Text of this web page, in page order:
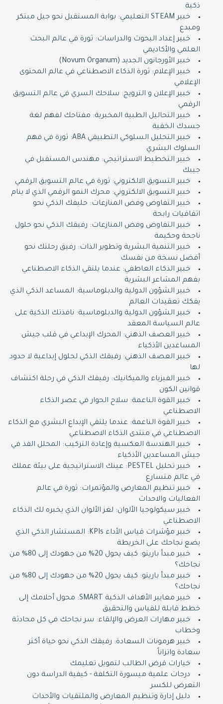
ذكية
خبير STEAM التعليمي: بوابة المستقبل نحو جيل مبتكر
ومبدع
خبير إعداد البحوث والدراسات: ثورة في عالم البحث
العلمي والأكاديمي
خبير الأورجانون الجديد (Novum Organum)
خبير الإعلام: ثورة الذكاء الاصطناعي في عالم المحتوى
الإعلامي
خبير الإعلان و الترويج: سلاحك السري في عالم التسويق
الرقمي
خبير التحاليل الطبية المخبرية: مفتاحك لفهم لغة
جسدك الخفية
خبير التحليل السلوكي التطبيقي ABA: ثورة في فهم
السلوك البشري
خبير التخطيط الاستراتيجي: مهندس المستقبل في
جيبك
خبير التسويق الالكتروني: ثورة في عالم التسويق الرقمي
خبير التسويق الالكتروني: محرك النمو الرقمي الذي لا ينام
خبير التفاوض وفض المنازعات: حليفك الذكي نحو
اتفاقيات رابحة
خبير التفاوض وفض المنازعات: رفيقك الذكي نحو حلول
ناجحة وحكيمة
خبير التنمية البشرية وتطوير الذات: رفيق رحلتك نحو
أفضل نسخة من نفسك
خبير الذكاء العاطفي: عندما يلتقي الذكاء الاصطناعي
بفهم المشاعر البشرية
خبير الشؤون الدولية والدبلوماسية: المساعد الذكي الذي
يفكك تعقيدات العالم
خبير الشؤون الدولية والدبلوماسية: نافذتك الذكية على
عالم السياسة المعقد
خبير العصف الذهني: المحرك الإبداعي في قلب جيش
المساعدين الأذكياء
خبير العصف الذهني: رفيقك الذكي لحلول إبداعية لا حدود
لها
خبير الفيزياء والميكانيك: رفيقك الذكي في رحلة اكتشاف
قوانين الكون
خبير القوة الناعمة: سلاح الحوار في عصر الذكاء
الاصطناعي
خبير القوة الناعمة: عندما يلتقي الإبداع البشري مع الذكاء
الاصطناعي في منتدى الذكاء الاصطناعي
خبير الهندسة العكسية وإعادة التركيب: المحلل الفذ في
جيش المساعدين الأذكياء
خبير تحليل PESTEL: عينك الاستراتيجية على بيئة عملك
في عالم متسارع
خبير تنظيم المعارض والمؤتمرات: ثورة في عالم
الفعاليات والاحداث
خبير سيكولوجيا الألوان: لغز الألوان الذي يخبره لك الذكاء
الاصطناعي
خبير مؤشرات قياس الأداء KPIs: المستشار الذكي الذي
يضع نجاحك على الخريطة
خبير مبدأ باريتو: كيف يحول 20% من جهودك إلى 80% من
نجاحك؟
خبير مبدأ باريتو: كيف يحول 20% من جهودك إلى 80% من
نجاحك؟
خبير معايير الأهداف الذكية SMART: محول أحلامك إلى
خطط قابلة للقياس والتحقيق
خبير مهارات العرض والإلقاء: سر نجاحك في كل محادثة
وخطاب
خبير هرمونات السعادة: رفيقك الذكي نحو حياة أكثر
سعادة واتزاناً
خيارات قرض الطالب لتمويل تعليمك
درجات علمية ميسورة التكلفة - كيفية الدراسة دون
التعرض للكسر
دليل إدارة وتنظيم المعارض والملتقيات والأحداث